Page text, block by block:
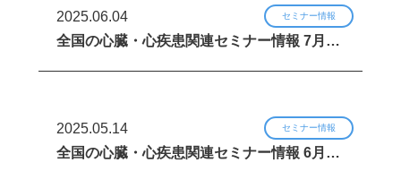
2025.06.04 セミナー情報
全国の心臓・心疾患関連セミナー情報 7月…
2025.05.14 セミナー情報
全国の心臓・心疾患関連セミナー情報 6月…